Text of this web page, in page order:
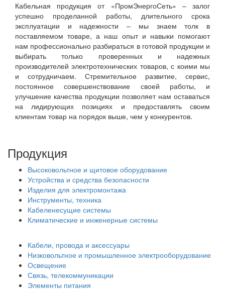
Кабельная продукция от «ПромЭнергоСеть» – залог
успешно проделанной работы, длительного срока
эксплуатации и надежности – мы знаем толк в
поставляемом товаре, а наш опыт и навыки помогают
нам профессионально разбираться в готовой продукции и
выбирать только проверенных и надежных
производителей электротехнических товаров, с коими мы
и сотрудничаем. Стремительное развитие, сервис,
постоянное совершенствование своей работы, и
улучшение качества продукции позволяет нам оставаться
на лидирующих позициях и предоставлять своим
клиентам товар на порядок выше, чем у конкурентов.
Продукция
Высоковольтное и щитовое оборудование
Устройства и средства безопасности
Изделия для электромонтажа
Инструменты, техника
Кабеленесущие системы
Климатические и инженерные системы
Кабели, провода и аксессуары
Низковольтное и промышленное электрооборудование
Освещение
Связь, телекоммуникации
Элементы питания